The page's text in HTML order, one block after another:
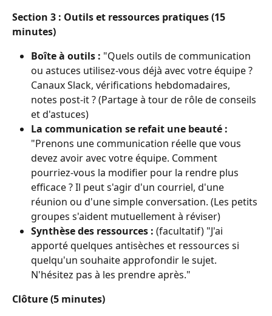
Section 3 : Outils et ressources pratiques (15
minutes)
Boîte à outils : "Quels outils de communication
ou astuces utilisez-vous déjà avec votre équipe ?
Canaux Slack, vérifications hebdomadaires,
notes post-it ? (Partage à tour de rôle de conseils
et d'astuces)
La communication se refait une beauté :
"Prenons une communication réelle que vous
devez avoir avec votre équipe. Comment
pourriez-vous la modifier pour la rendre plus
efficace ? Il peut s'agir d'un courriel, d'une
réunion ou d'une simple conversation. (Les petits
groupes s'aident mutuellement à réviser)
Synthèse des ressources : (facultatif) "J'ai
apporté quelques antisèches et ressources si
quelqu'un souhaite approfondir le sujet.
N'hésitez pas à les prendre après."
Clôture (5 minutes)